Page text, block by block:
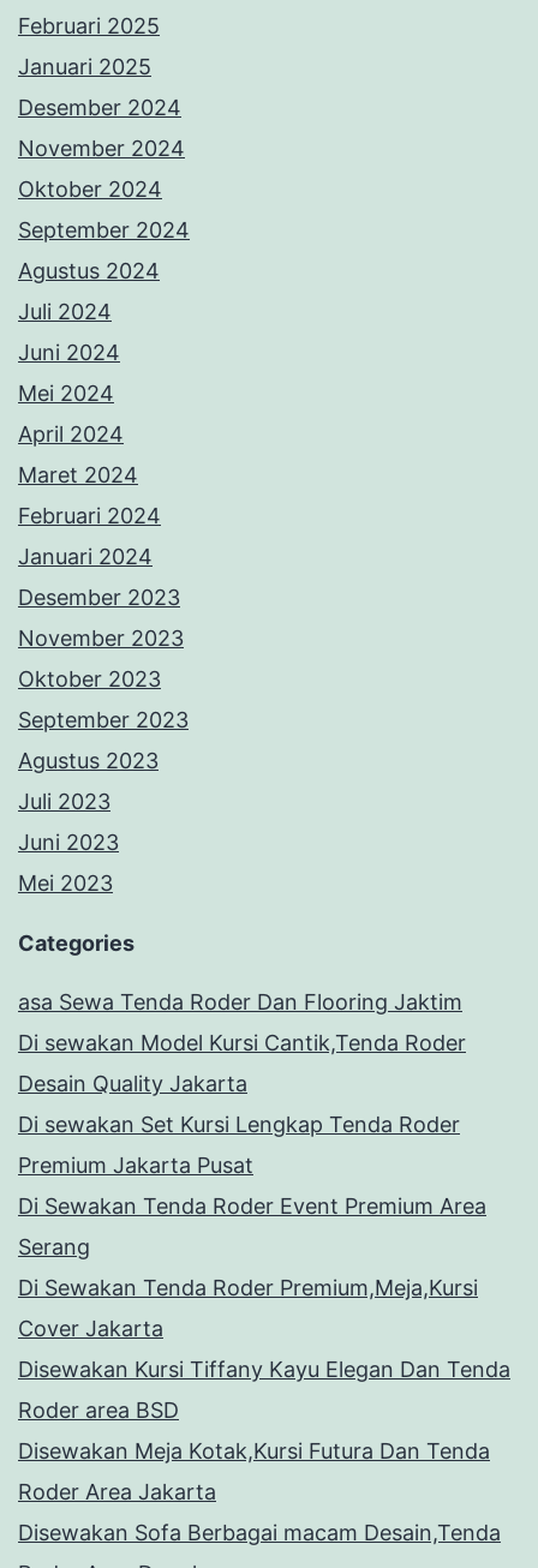
Februari 2025
Januari 2025
Desember 2024
November 2024
Oktober 2024
September 2024
Agustus 2024
Juli 2024
Juni 2024
Mei 2024
April 2024
Maret 2024
Februari 2024
Januari 2024
Desember 2023
November 2023
Oktober 2023
September 2023
Agustus 2023
Juli 2023
Juni 2023
Mei 2023
Categories
asa Sewa Tenda Roder Dan Flooring Jaktim
Di sewakan Model Kursi Cantik,Tenda Roder
Desain Quality Jakarta
Di sewakan Set Kursi Lengkap Tenda Roder
Premium Jakarta Pusat
Di Sewakan Tenda Roder Event Premium Area
Serang
Di Sewakan Tenda Roder Premium,Meja,Kursi
Cover Jakarta
Disewakan Kursi Tiffany Kayu Elegan Dan Tenda
Roder area BSD
Disewakan Meja Kotak,Kursi Futura Dan Tenda
Roder Area Jakarta
Disewakan Sofa Berbagai macam Desain,Tenda